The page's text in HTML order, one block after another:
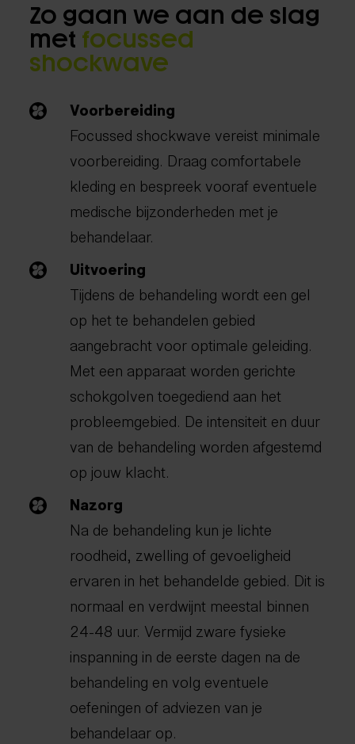
Zo gaan we aan de slag
met focussed
shockwave
Voorbereiding
Focussed shockwave vereist minimale
voorbereiding. Draag comfortabele
kleding en bespreek vooraf eventuele
medische bijzonderheden met je
behandelaar.
Uitvoering
Tijdens de behandeling wordt een gel
op het te behandelen gebied
aangebracht voor optimale geleiding.
Met een apparaat worden gerichte
schokgolven toegediend aan het
probleemgebied. De intensiteit en duur
van de behandeling worden afgestemd
op jouw klacht.
Nazorg
Na de behandeling kun je lichte
roodheid, zwelling of gevoeligheid
ervaren in het behandelde gebied. Dit is
normaal en verdwijnt meestal binnen
24-48 uur. Vermijd zware fysieke
inspanning in de eerste dagen na de
behandeling en volg eventuele
oefeningen of adviezen van je
behandelaar op.